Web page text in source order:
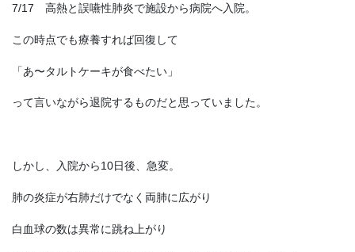
7/17 高熱と誤嚥性肺炎で施設から病院へ入院。
この時点でも療養すれば回復して
「あ〜タルトケーキが食べたい」
って言いながら退院するものだと思っていました。
しかし、入院から10日後、急変。
肺の炎症が右肺だけでなく両肺に広がり
白血球の数は異常に跳ね上がり